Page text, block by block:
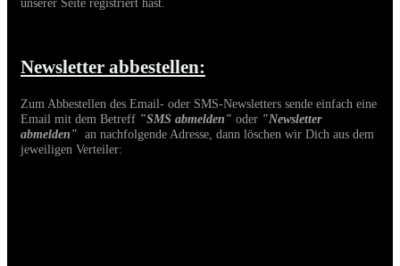
unserer Seite registriert hast.
Newsletter abbestellen:
Zum Abbestellen des Email- oder SMS-Newsletters sende einfach eine
Email mit dem Betreff "SMS abmelden" oder "Newsletter
abmelden" an nachfolgende Adresse, dann löschen wir Dich aus dem
jeweiligen Verteiler: